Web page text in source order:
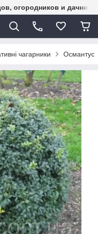
огородников и
чагарники Османтус